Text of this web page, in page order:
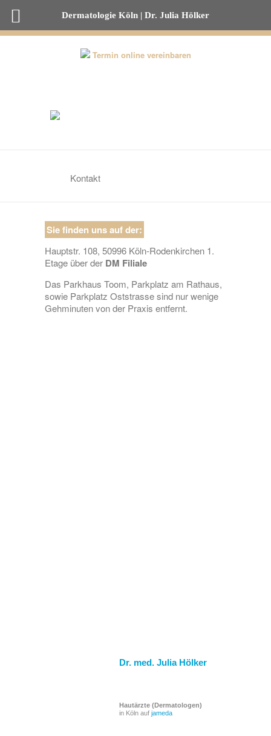
Termin online vereinbaren
Kontakt
Sie finden uns auf der:
Hauptstr. 108, 50996 Köln-Rodenkirchen 1.
Etage über der DM Filiale
Das Parkhaus Toom, Parkplatz am Rathaus,
sowie Parkplatz Oststrasse sind nur wenige
Gehminuten von der Praxis entfernt.
Dr. med. Julia Hölker
Hautärzte (Dermatologen)
in Köln auf jameda
Dermatologie Köln | Dr. Julia Hölker